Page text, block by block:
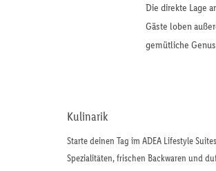
Die direkte Lage
Gäste loben
gemütliche
Kulinarik
Starte deinen Tag im ADEA Lifestyle
Spezialitäten, frischen Backwaren und